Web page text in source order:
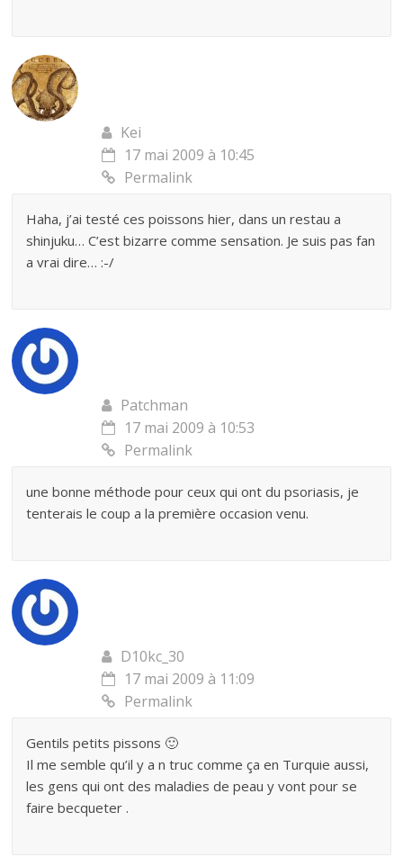
Kei
17 mai 2009 à 10:45
Permalink
Haha, j’ai testé ces poissons hier, dans un restau a
shinjuku… C’est bizarre comme sensation. Je suis pas fan
a vrai dire… :-/
Patchman
17 mai 2009 à 10:53
Permalink
une bonne méthode pour ceux qui ont du psoriasis, je
tenterais le coup a la première occasion venu.
D10kc_30
17 mai 2009 à 11:09
Permalink
Gentils petits pissons 🙂
Il me semble qu’il y a n truc comme ça en Turquie aussi,
les gens qui ont des maladies de peau y vont pour se
faire becqueter .